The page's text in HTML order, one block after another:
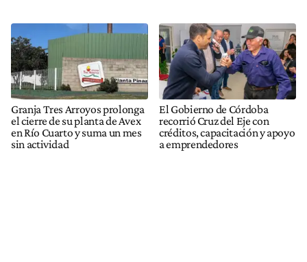
Granja Tres Arroyos prolonga
el cierre de su planta de Avex
en Río Cuarto y suma un mes
sin actividad
El Gobierno de Córdoba
recorrió Cruz del Eje con
créditos, capacitación y apoyo
a emprendedores